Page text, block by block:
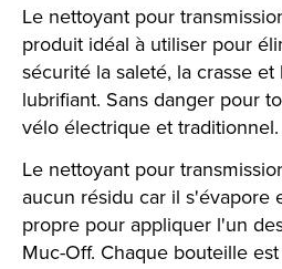
Le nettoyant pour
produit idéal à utiliser pour
sécurité la saleté, la crasse
lubrifiant. Sans danger pour
vélo électrique et traditionnel.
Le nettoyant pour
aucun résidu car il s'évapore
propre pour appliquer l'un
Muc-Off. Chaque bouteille